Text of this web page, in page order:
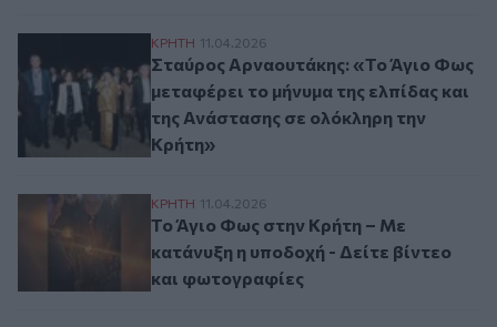
Σταύρος Αρναουτάκης: «Το Άγιο Φως
ΚΡΗΤΗ 11.04.2026
Σταύρος Αρναουτάκης: «Το Άγιο Φως
μεταφέρει το μήνυμα της ελπίδας και
της Ανάστασης σε ολόκληρη την
Κρήτη»
Το Άγιο Φως στην Κρήτη – Με κατάνυξη η
ΚΡΗΤΗ 11.04.2026
Το Άγιο Φως στην Κρήτη – Με
κατάνυξη η υποδοχή - Δείτε βίντεο
και φωτογραφίες